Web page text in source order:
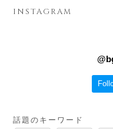
INSTAGRAM
@
話題のキーワード